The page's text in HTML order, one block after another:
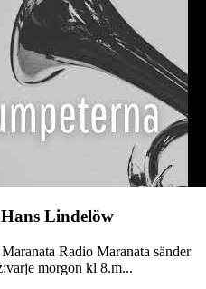
Lindelöw
Radio Maranata sänder
morgon kl 8.m...